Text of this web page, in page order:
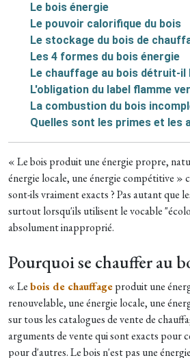
Le bois énergie
Le pouvoir calorifique du bois
Le stockage du bois de
Les 4 formes du bois énergie
Le chauffage au bois détruit-il
L'obligation du label flamme
La combustion du bois
Quelles sont les primes et les
« Le bois produit une énergie propre,
énergie locale, une énergie compétitive »
sont-ils vraiment exacts ? Pas autant que
surtout lorsqu'ils utilisent le vocable
absolument inapproprié.
Pourquoi se chauffer au
« Lebois de chauffageproduit une
renouvelable, une énergie locale, une
sur tous les catalogues de vente de
arguments de vente qui sont exacts pour
pour d'autres. Le bois n'est pas une